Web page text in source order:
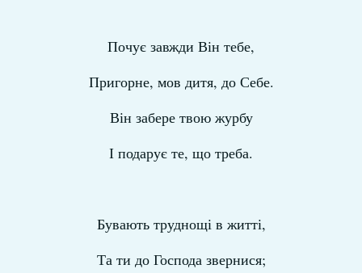
Почує завжди Він тебе,
Пригорне, мов дитя, до Себе.
Він забере твою журбу
І подарує те, що треба.
Бувають труднощі в житті,
Та ти до Господа звернися;